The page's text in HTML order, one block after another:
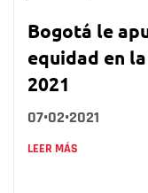
Bogotá le
equidad en
2021
07•02•2021
LEER MÁS